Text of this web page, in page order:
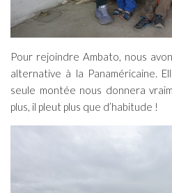
Pour rejoindre Ambato, nous
alternative à la Panaméricaine.
seule montée nous donnera
plus, il pleut plus que d’habitude !